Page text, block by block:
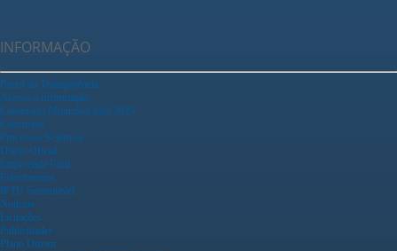
INFORMAÇÃO
Portal da Transparência
Acesso a Informação
Calendário Municipal para 2025
Concursos
Processos Seletivos
Diário Oficial
Empreenda Fácil
Falecimentos
IPTU Sustentável
Notícias
Licitações
Publicidades
Plano Diretor